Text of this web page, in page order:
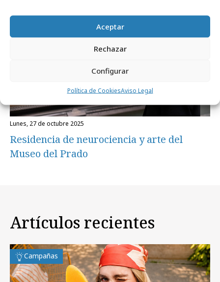
Aceptar
Rechazar
Configurar
Política de CookiesAviso Legal
lunes, 27 de octubre 2025
Residencia de neurociencia y arte del
Museo del Prado
Artículos recientes
Campañas